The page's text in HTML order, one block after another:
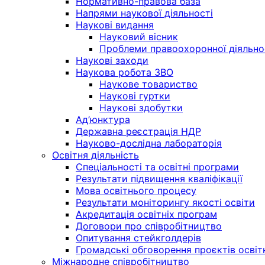
Напрями наукової діяльності
Наукові видання
Науковий вісник
Проблеми правоохоронної
Наукові заходи
Наукова робота ЗВО
Наукове товариство
Наукові гуртки
Наукові здобутки
Ад’юнктура
Державна реєстрація НДР
Науково-дослідна лабораторія
Освітня діяльність
Спеціальності та освітні програми
Результати підвищення кваліфікації
Мова освітнього процесу
Результати моніторингу якості освіти
Акредитація освітніх програм
Договори про співробітництво
Опитування стейкголдерів
Громадські обговорення проєктів
Міжнародне співробітництво